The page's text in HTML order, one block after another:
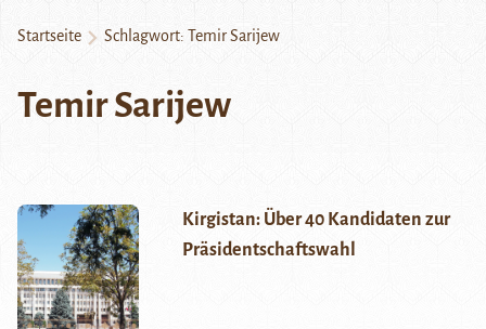
Startseite Schlagwort: Temir Sarijew
Temir Sarijew
Kirgistan: Über 40 Kandidaten zur
Präsidentschaftswahl